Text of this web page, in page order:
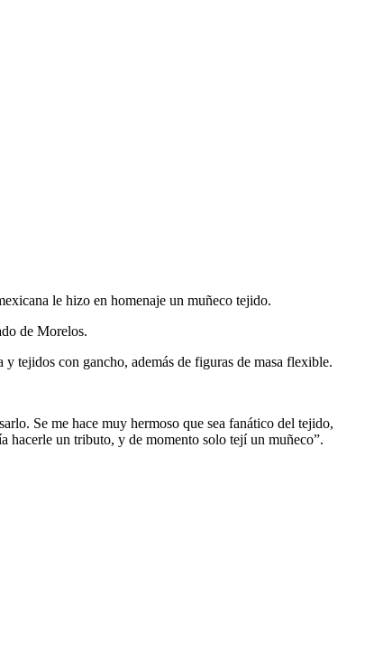
le hizo en homenaje un muñeco tejido.
de Morelos.
tejidos con gancho, además de figuras de masa flexible.
Se me hace muy hermoso que sea fanático del tejido,
hacerle un tributo, y de momento solo tejí un muñeco”.